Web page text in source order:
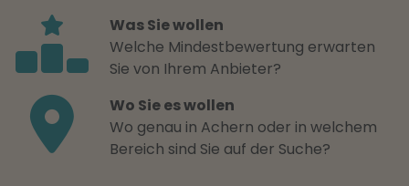
Was Sie wollen
Welche Mindestbewertung erwarten
Sie von Ihrem Anbieter?
Wo Sie es wollen
Wo genau in Achern oder in welchem
Bereich sind Sie auf der Suche?